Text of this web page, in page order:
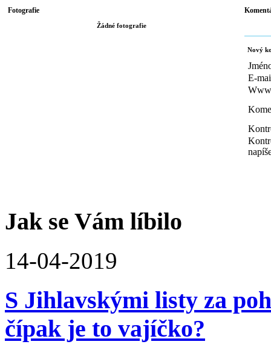
Fotografie
Žádné fotografie
Nový
E-
Jak se Vám líbilo
14-04-2019
S Jihlavskými listy za
čípak je to vajíčko?